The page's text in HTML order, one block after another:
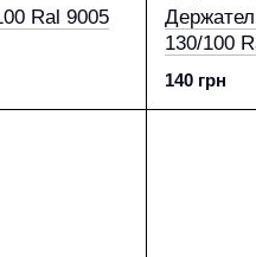
Ral 9005
130/100
140 грн